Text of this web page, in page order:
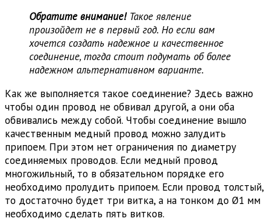
Обратите внимание!Такое явление
произойдет не в первый год. Но если вам
хочется создать надежное и качественное
соединение, тогда стоит подумать об более
надежном альтернативном варианте.
Как же выполняется такое соединение? Здесь важно
чтобы один провод не обвивал другой, а они оба
обвивались между собой. Чтобы соединение вышло
качественным медный провод можно залудить
припоем. При этом нет ограничения по диаметру
соединяемых проводов. Если медный провод
многожильный, то в обязательном порядке его
необходимо пролудить припоем. Если провод толстый,
то достаточно будет три витка, а на тонком до Ø1 мм
необходимо сделать пять витков.